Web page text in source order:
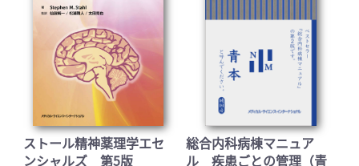
ストール精神薬理学エセ
ンシャルズ 第5版
総合内科病棟マニュア
ル 疾患ごとの管理（青